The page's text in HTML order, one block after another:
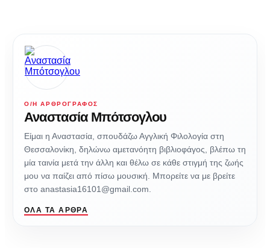
Ο/Η ΑΡΘΡΟΓΡΆΦΟΣ
Αναστασία Μπότσογλου
Είμαι η Αναστασία, σπουδάζω Αγγλική Φιλολογία στη
Θεσσαλονίκη, δηλώνω αμετανόητη βιβλιοφάγος, βλέπω τη
μία ταινία μετά την άλλη και θέλω σε κάθε στιγμή της ζωής
μου να παίζει από πίσω μουσική. Μπορείτε να με βρείτε
στο anastasia16101@gmail.com.
ΌΛΑ ΤΑ ΆΡΘΡΑ